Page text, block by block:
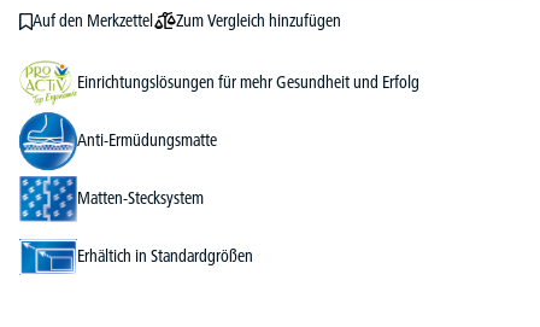
Auf den Merkzettel Zum Vergleich hinzufügen
Einrichtungslösungen für mehr Gesundheit und Erfolg
Anti-Ermüdungsmatte
Matten-Stecksystem
Erhältich in Standardgrößen